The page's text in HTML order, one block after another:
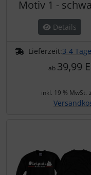
Motiv 1 -
Details
Lieferzeit:3-4 Tage
ab 39,99
inkl. 19 % MwSt.